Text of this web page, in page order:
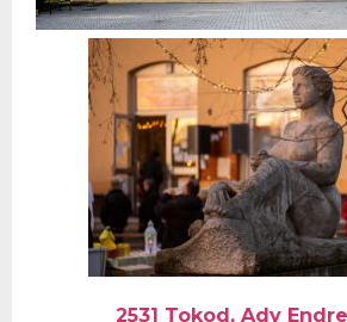
2531 Tokod, Ady